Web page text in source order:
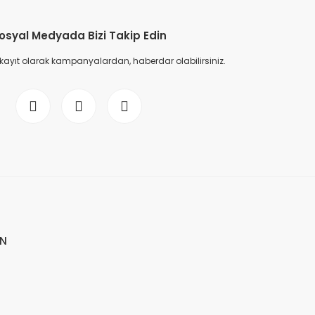
Medyada Bizi Takip Edin
olarak kampanyalardan, haberdar olabilirsiniz.